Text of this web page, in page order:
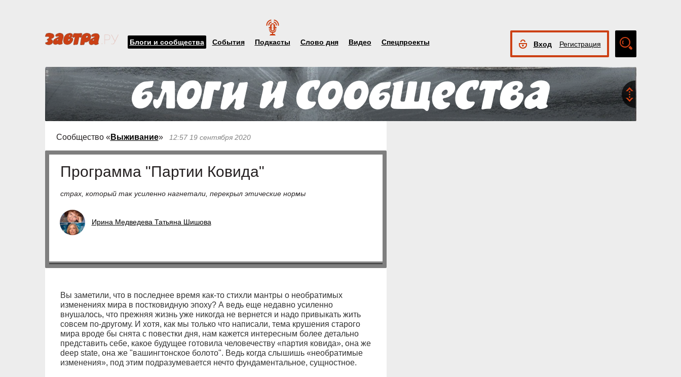
Блоги и сообщества События Подкасты Слово дня Видео Спецпроекты Вход Регистрация
поиск
Сообщество « Выживание» 12:57 19 сентября 2020
Программа "Партии Ковида"
страх, который так усиленно нагнетали, перекрыл этические нормы
Ирина Медведева Татьяна Шишова
Вы заметили, что в последнее время как-то стихли мантры о необратимых
изменениях мира в постковидную эпоху? А ведь еще недавно усиленно
внушалось, что прежняя жизнь уже никогда не вернется и надо привыкать жить
совсем по-другому. И хотя, как мы только что написали, тема крушения старого
мира вроде бы снята с повестки дня, нам кажется интересным более детально
представить себе, какое будущее готовила человечеству «партия ковида», она же
deep state, она же "вашингтонское болото". Ведь когда слышишь «необратимые
изменения», под этим подразумевается нечто фундаментальное, сущностное.